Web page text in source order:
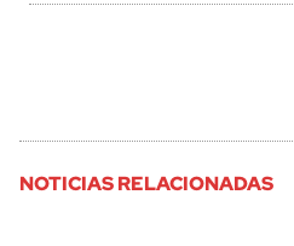
NOTICIAS RELACIONADAS